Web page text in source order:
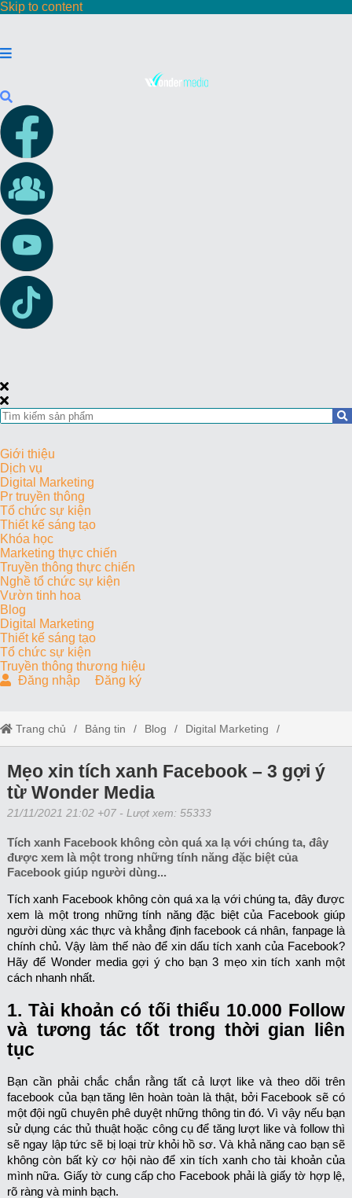
Skip to content
Giới thiệu
Dịch vụ
Digital Marketing
Pr truyền thông
Tổ chức sự kiện
Thiết kế sáng tạo
Khóa học
Marketing thực chiến
Truyền thông thực chiến
Nghề tổ chức sự kiện
Vườn tinh hoa
Blog
Digital Marketing
Thiết kế sáng tạo
Tổ chức sự kiện
Truyền thông thương hiệu
Đăng nhập
Đăng ký
Trang chủ Bảng tin Blog Digital Marketing
Mẹo xin tích xanh Facebook – 3 gợi ý từ Wonder Media
Mẹo xin tích xanh Facebook – 3 gợi ý
từ Wonder Media
21/11/2021 21:02 +07 - Lượt xem: 55333
Tích xanh Facebook không còn quá xa lạ với chúng ta, đây
được xem là một trong những tính năng đặc biệt của
Facebook giúp người dùng...
Tích xanh Facebook không còn quá xa lạ với chúng ta, đây được
xem là một trong những tính năng đặc biệt của Facebook giúp
người dùng xác thực và khẳng định facebook cá nhân, fanpage là
chính chủ. Vậy làm thế nào để xin dấu tích xanh của Facebook?
Hãy để Wonder media gợi ý cho bạn 3 mẹo xin tích xanh một
cách nhanh nhất.
1. Tài khoản có tối thiểu 10.000 Follow
và tương tác tốt trong thời gian liên
tục
Bạn cần phải chắc chắn rằng tất cả lượt like và theo dõi trên
facebook của bạn tăng lên hoàn toàn là thật, bởi Facebook sẽ có
một đội ngũ chuyên phê duyệt những thông tin đó. Vì vậy nếu bạn
sử dụng các thủ thuật hoặc công cụ để tăng lượt like và follow thì
sẽ ngay lập tức sẽ bị loại trừ khỏi hồ sơ. Và khả năng cao bạn sẽ
không còn bất kỳ cơ hội nào để xin tích xanh cho tài khoản của
mình nữa. Giấy tờ cung cấp cho Facebook phải là giấy tờ hợp lệ,
rõ ràng và minh bạch.